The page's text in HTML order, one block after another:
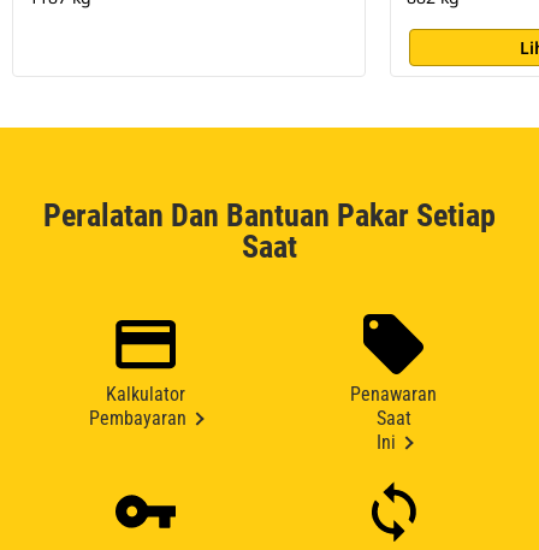
Peralatan Dan Bantuan Pakar Setiap
Saat
Kalkulator
Pembayaran
Penawaran
Saat
Ini